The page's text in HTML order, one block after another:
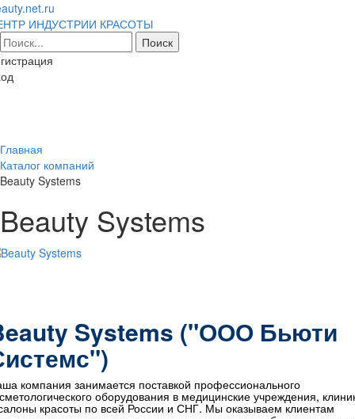
ИНДУСТРИИ КРАСОТЫ
Главная
Каталог компаний
Beauty Systems
Beauty Systems
Systems ("ООО Бьюти
компания занимается поставкой профессионального
оборудования в медицинские учреждения,
красоты по всей России и СНГ. Мы оказываем клиентам